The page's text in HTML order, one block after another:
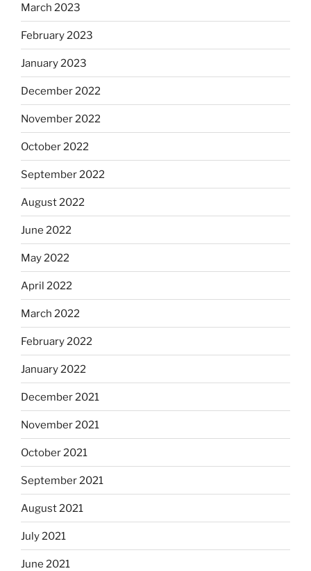
March 2023
February 2023
January 2023
December 2022
November 2022
October 2022
September 2022
August 2022
June 2022
May 2022
April 2022
March 2022
February 2022
January 2022
December 2021
November 2021
October 2021
September 2021
August 2021
July 2021
June 2021